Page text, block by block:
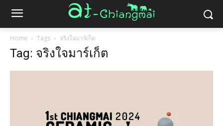
Home Tags จริงใจมาร์เก็ต
Tag: จริงใจมาร์เก็ต